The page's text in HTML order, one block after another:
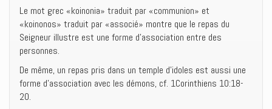
Le mot grec «koinonia» traduit par «communion» et
«koinonos» traduit par «associé» montre que le repas du
Seigneur illustre est une forme d’association entre des
personnes.
De même, un repas pris dans un temple d’idoles est aussi une
forme d’association avec les démons, cf. 1Corinthiens 10:18-
20.